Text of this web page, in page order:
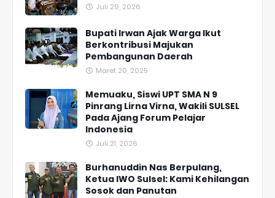
Juli 29, 2026
Bupati Irwan Ajak Warga Ikut
Berkontribusi Majukan
Pembangunan Daerah
Maret 20, 2025
Memuaku, Siswi UPT SMA N 9
Pinrang Lirna Virna, Wakili SULSEL
Pada Ajang Forum Pelajar
Indonesia
Juli 21, 2026
Burhanuddin Nas Berpulang,
Ketua IWO Sulsel: Kami Kehilangan
Sosok dan Panutan